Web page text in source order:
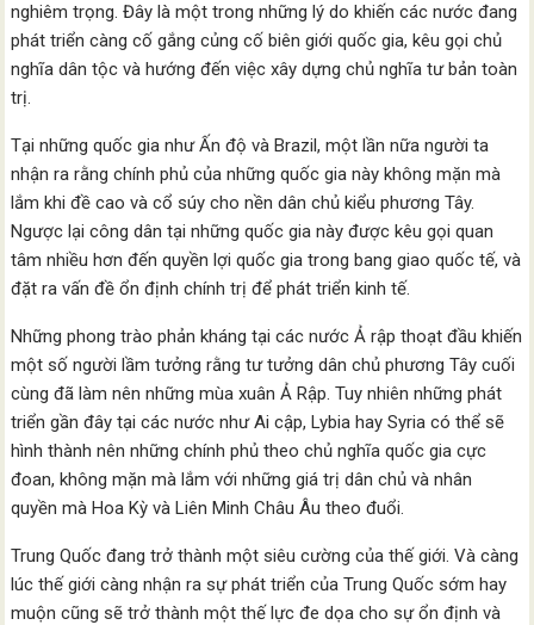
nghiêm trọng. Đây là một trong những lý do khiến các nước đang
phát triển càng cố gắng củng cố biên giới quốc gia, kêu gọi chủ
nghĩa dân tộc và hướng đến việc xây dựng chủ nghĩa tư bản toàn
trị.
Tại những quốc gia như Ấn độ và Brazil, một lần nữa người ta
nhận ra rằng chính phủ của những quốc gia này không mặn mà
lắm khi đề cao và cổ súy cho nền dân chủ kiểu phương Tây.
Ngược lại công dân tại những quốc gia này được kêu gọi quan
tâm nhiều hơn đến quyền lợi quốc gia trong bang giao quốc tế, và
đặt ra vấn đề ổn định chính trị để phát triển kinh tế.
Những phong trào phản kháng tại các nước Ả rập thoạt đầu khiến
một số người lầm tưởng rằng tư tưởng dân chủ phương Tây cuối
cùng đã làm nên những mùa xuân Ả Rập. Tuy nhiên những phát
triển gần đây tại các nước như Ai cập, Lybia hay Syria có thể sẽ
hình thành nên những chính phủ theo chủ nghĩa quốc gia cực
đoan, không mặn mà lắm với những giá trị dân chủ và nhân
quyền mà Hoa Kỳ và Liên Minh Châu Âu theo đuổi.
Trung Quốc đang trở thành một siêu cường của thế giới. Và càng
lúc thế giới càng nhận ra sự phát triển của Trung Quốc sớm hay
muộn cũng sẽ trở thành một thế lực đe dọa cho sự ổn định và